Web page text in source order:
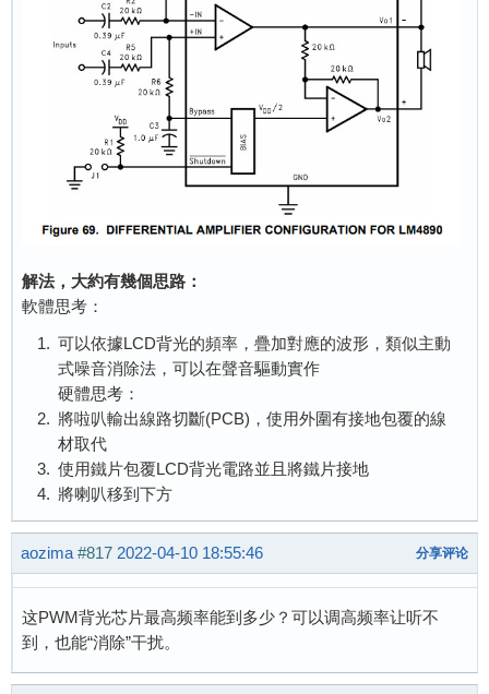
解法，大約有幾個思路：
軟體思考：
可以依據LCD背光的頻率，疊加對應的波形，類似主動
式噪音消除法，可以在聲音驅動實作
硬體思考：
將啦叭輸出線路切斷(PCB)，使用外圍有接地包覆的線
材取代
使用鐵片包覆LCD背光電路並且將鐵片接地
將喇叭移到下方
aozima #817 2022-04-10 18:55:46 分享评论
这PWM背光芯片最高频率能到多少？可以调高频率让听不
到，也能“消除”干扰。